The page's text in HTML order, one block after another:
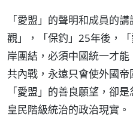
「愛盟」的聲明和成員的
觀」，「保釣」25年後，
岸團結，必須中國統一才
共內戰，永遠只會使外國帝
「愛盟」的善良願望，卻
皇民階級統治的政治現實。